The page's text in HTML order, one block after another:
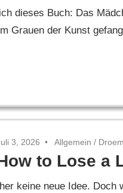
dieses Buch: Das
Grauen der Kunst
3, 2026 Allgemein /
to Lose a
keine neue Idee.